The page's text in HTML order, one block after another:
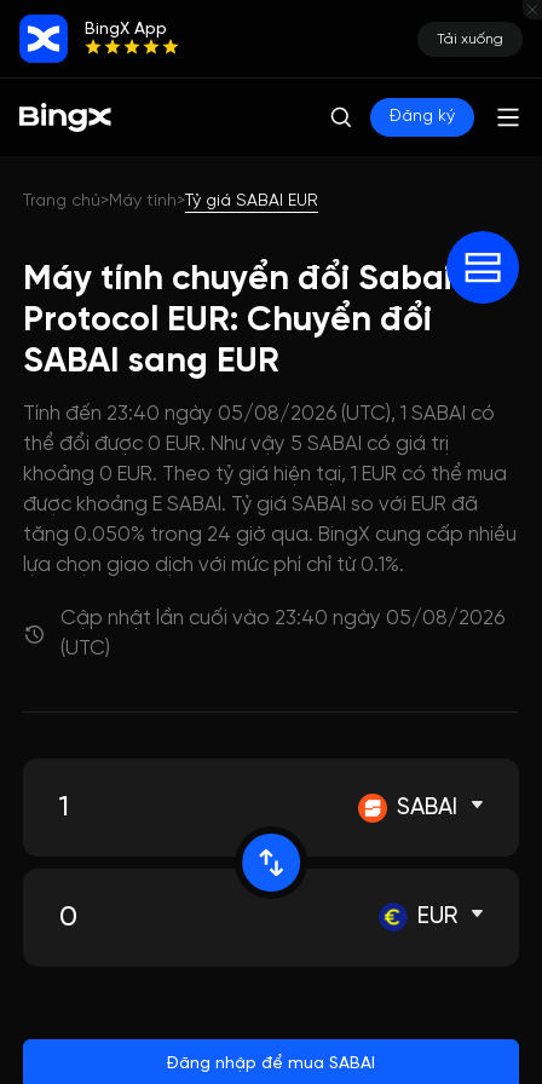
BingX App
Tải xuống
Đăng ký
Trang chủ>Máy tính>Tỷ giá SABAI EUR
Máy tính chuyển đổi Sabai
Protocol EUR: Chuyển đổi
SABAI sang EUR
Tính đến 23:40 ngày 05/08/2026 (UTC), 1 SABAI có
thể đổi được 0 EUR. Như vậy 5 SABAI có giá trị
khoảng 0 EUR. Theo tỷ giá hiện tại, 1 EUR có thể mua
được khoảng E SABAI. Tỷ giá SABAI so với EUR đã
tăng 0.050% trong 24 giờ qua. BingX cung cấp nhiều
lựa chọn giao dịch với mức phí chỉ từ 0.1%.
Cập nhật lần cuối vào 23:40 ngày 05/08/2026
(UTC)
SABAI
EUR
Đăng nhập để mua SABAI